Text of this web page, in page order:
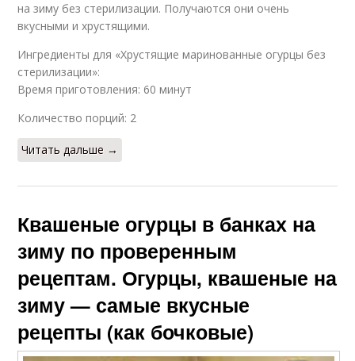
на зиму без стерилизации. Получаются они очень
вкусными и хрустящими.
Ингредиенты для «Хрустящие маринованные огурцы без
стерилизации»:
Время приготовления: 60 минут
Количество порций: 2
Читать дальше →
Квашеные огурцы в банках на
зиму по проверенным
рецептам. Огурцы, квашеные на
зиму — самые вкусные
рецепты (как бочковые)